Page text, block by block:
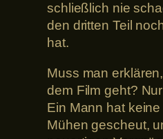
schließlich nie
den dritten Teil
hat.
Muss man
dem Film geht?
Ein Mann hat
Mühen gescheut,